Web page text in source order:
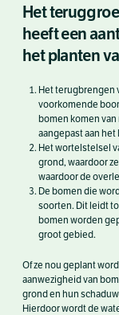
Het
heeft een
het planten
Het terugbrengen
voorkomende
bomen komen van
aangepast aan het
Het wortelstelsel
grond, waardoor
waardoor de
De bomen die
soorten. Dit leidt
bomen worden
groot gebied.
Of ze nou geplant
aanwezigheid van
grond en hun
Hierdoor wordt de